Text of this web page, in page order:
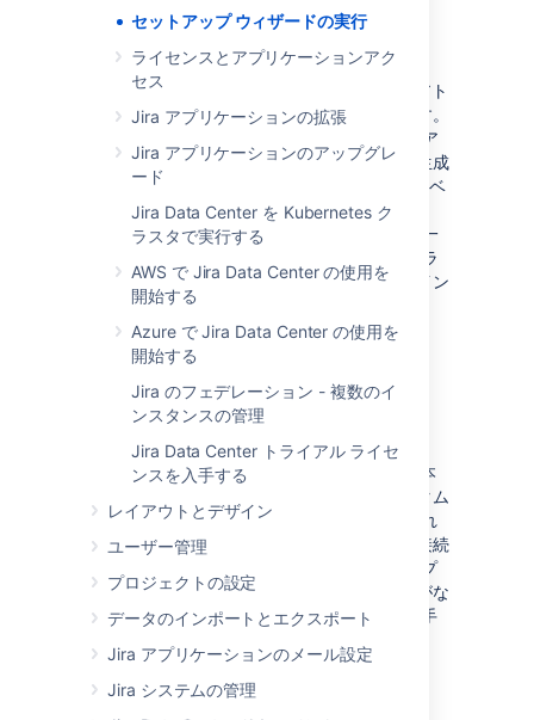
セットアップ ウィザードの実行
ライセンスとアプリケーションアク
セス
Jira アプリケーションの拡張
Jira アプリケーションのアップグレ
ード
Jira Data Center を Kubernetes ク
ラスタで実行する
AWS で Jira Data Center の使用を
開始する
Azure で Jira Data Center の使用を
開始する
Jira のフェデレーション - 複数のイ
ンスタンスの管理
Jira Data Center トライアル ライセ
ンスを入手する
レイアウトとデザイン
ユーザー管理
プロジェクトの設定
データのインポートとエクスポート
Jira アプリケーションのメール設定
Jira システムの管理
Jira アプリの評価やデモを行いたい場合は、アト
ラシアンがほとんどのセットアップを行います。
Atlassian アカウントをお持ちでない場合は、ア
カウントのセットアップと評価ライセンスの生成
もサポートします。また、評価用の H2 データベ
ースもセットアップします (「
サポート対象プラットフォーム
」を参照)。唯一
の要件は、Atlassian アカウントの詳細や評価ラ
イセンスを検証、生成するために、お客様がイン
ターネットに接続していることです。
こちらのステップに従ってください
本番と
テスト
アップグレード前に Jira アプリケーションを本
番またはテスト目的で使用したい場合、カスタム
インストール パスの使用をお勧めします。これ
により、必要に応じて独自のデータベースに接続
し、メール用の SMTP サーバーをセットアップ
できます。このパスは、インターネット接続がな
い場合にも使用できます。ライセンス キーを手
のステップに従ってください